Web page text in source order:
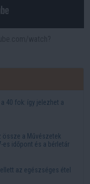
40 fok: így jelezhet a
össze a Művészetek
es időpont és a bérletár
az egészséges étel